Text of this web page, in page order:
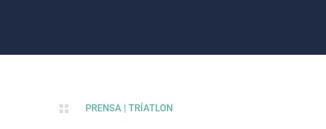
 PRENSA |TRÍATLON